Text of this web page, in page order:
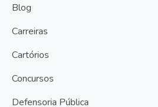
Blog
Carreiras
Cartórios
Concursos
Defensoria Pública